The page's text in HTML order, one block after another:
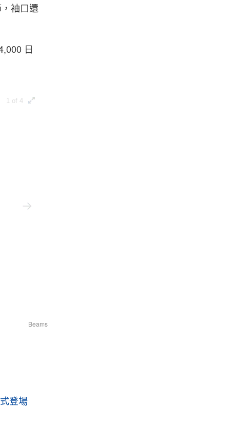
袖口還
日
1 of 4
Beams
登場